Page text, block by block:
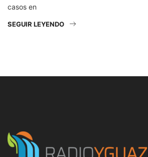
casos en
SEGUIR LEYENDO